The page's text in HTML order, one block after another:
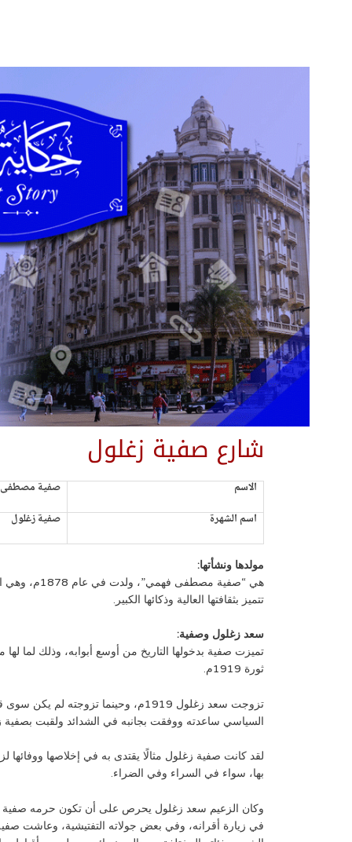
شارع صفية زغلول
الاسم
صفية
اسم الشهرة
صفية زغلول
مولدها ونشأتها:
هي “صفية
تتميز بثقافتها العالية وذكائها الكبير.
سعد زغلول وصفية:
تميزت صفية بدخولها التاريخ من أوسع أبوابه، وذلك لما
ثورة 1919م.
تزوجت سعد زغلول 1919م، وحينما
السياسي ساعدته ووفقت بجانبه في الشدائد ولقبت
لقد كانت صفية زغلول مثالًا يقتدى به في إخلاصها ووفائها
بها، سواء في السراء وفي الضراء.
وكان الزعيم سعد زغلول يحرص على أن تكون حرمه صفية
في زيارة أقرانه، وفي بعض جولاته التفتيشية، وعاشت